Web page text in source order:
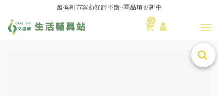
舊換新方案👍好評不斷~🆕品項更新中
😆備餐原來可以這麼輕鬆🎌KEWPIE介護食🍱營養均衡
0